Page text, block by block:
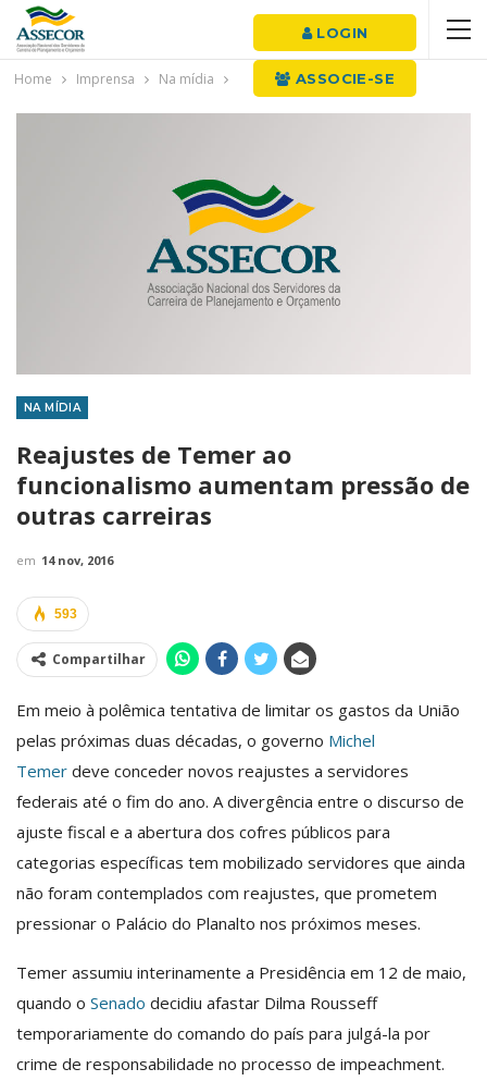
LOGIN
ASSOCIE-SE
Home Imprensa Na mídia
NA MÍDIA
Reajustes de Temer ao
funcionalismo aumentam pressão de
outras carreiras
em 14 nov, 2016
593
Compartilhar
Em meio à polêmica tentativa de limitar os gastos da União
pelas próximas duas décadas, o governo Michel
Temer deve conceder novos reajustes a servidores
federais até o fim do ano. A divergência entre o discurso de
ajuste fiscal e a abertura dos cofres públicos para
categorias específicas tem mobilizado servidores que ainda
não foram contemplados com reajustes, que prometem
pressionar o Palácio do Planalto nos próximos meses.
Temer assumiu interinamente a Presidência em 12 de maio,
quando o Senado decidiu afastar Dilma Rousseff
temporariamente do comando do país para julgá-la por
crime de responsabilidade no processo de impeachment.